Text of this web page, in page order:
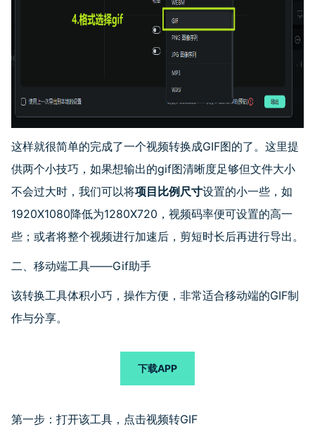
这样就很简单的完成了一个视频转换成GIF图的了。这里提
供两个小技巧，如果想输出的gif图清晰度足够但文件大小
不会过大时，我们可以将项目比例尺寸设置的小一些，如
1920X1080降低为1280X720，视频码率便可设置的高一
些；或者将整个视频进行加速后，剪短时长后再进行导出。
二、移动端工具——Gif助手
该转换工具体积小巧，操作方便，非常适合移动端的GIF制
作与分享。
下载APP
第一步：打开该工具，点击视频转GIF